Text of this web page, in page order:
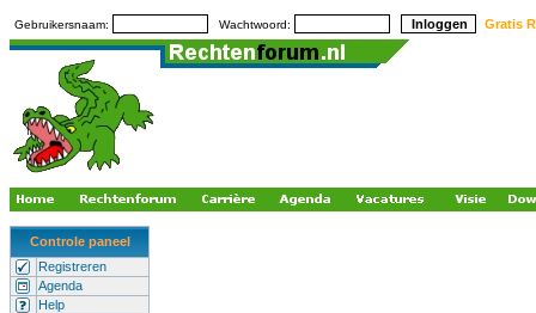
Gebruikersnaam: Wachtwoord: Gratis
Controle paneel
Registreren
Agenda
Help